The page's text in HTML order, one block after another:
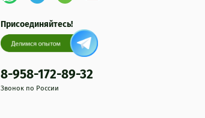
Присоединяйтесь!
8-958-172-89-32
Звонок по России